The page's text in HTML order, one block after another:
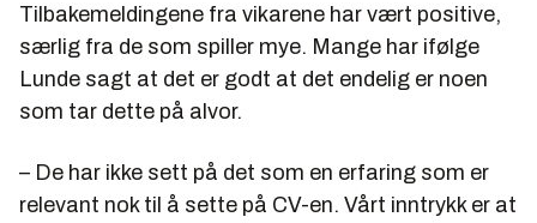
Tilbakemeldingene fra vikarene har vært positive,
særlig fra de som spiller mye. Mange har ifølge
Lunde sagt at det er godt at det endelig er noen
som tar dette på alvor.
– De har ikke sett på det som en erfaring som er
relevant nok til å sette på CV-en. Vårt inntrykk er at